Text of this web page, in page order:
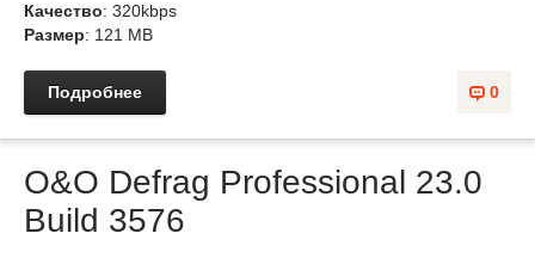
Качество: 320kbps
Размер: 121 MB
0
Подробнее
O&O Defrag Professional 23.0
Build 3576